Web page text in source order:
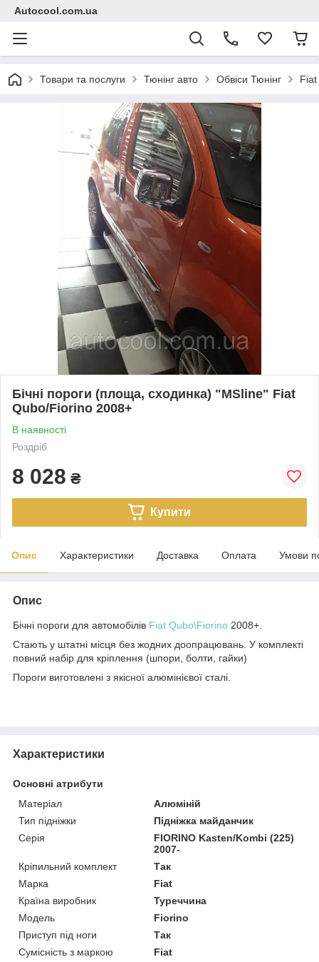
Autocool.com.ua
Товари та послуги Тюнінг авто Обвіси Тюнінг Fiat
Бічні пороги (площа, сходинка) "MSline" Fiat
Qubo/Fiorino 2008+
В наявності
Роздріб
8 028 ₴
Купити
Опис Характеристики Доставка Оплата Умови
Опис
Бічні пороги для автомобілів Fiat Qubo\Fiorino 2008+
Стають у штатні місця без жодних доопрацювань. У комплекті
повний набір для кріплення (шпори, болти, гайки)
Пороги виготовлені з якісної алюмінієвої сталі.
Характеристики
Основні атрибути
Матеріал
Алюміній
Тип підніжки
Підніжка майданчик
Серія
FIORINO Kasten/Kombi (225)
2007-
Кріпильний комплект
Так
Марка
Fiat
Країна виробник
Туреччина
Модель
Fiorino
Приступ під ноги
Так
Сумісність з маркою
Fiat